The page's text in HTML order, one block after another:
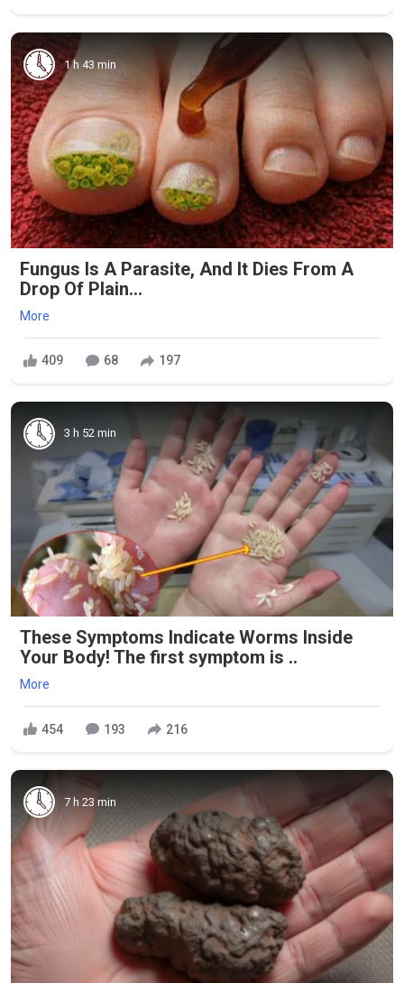
1 h 43 min
Fungus Is A Parasite, And It Dies From A
Drop Of Plain...
More
409 68 197
3 h 52 min
These Symptoms Indicate Worms Inside
Your Body! The first symptom is ..
More
454 193 216
7 h 23 min